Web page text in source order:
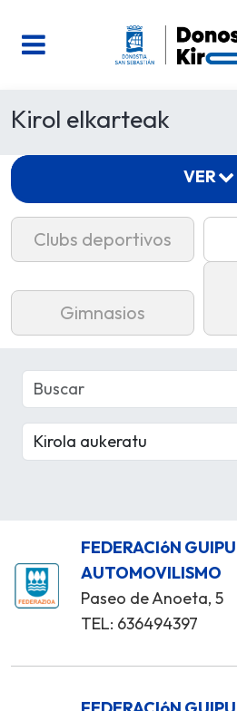
Kirol elkarteak
Clubs deportivos
Gimnasios
FEDERACIóN
AUTOMOVILISMO
Paseo de Anoeta, 5
TEL: 636494397
VER